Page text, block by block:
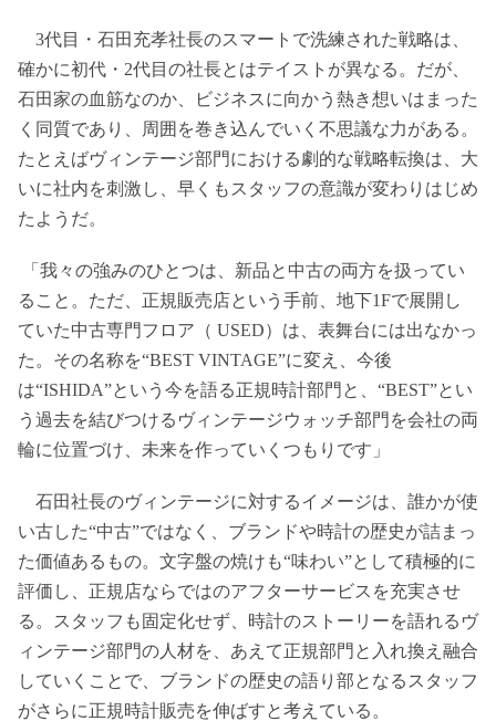
3代目・石田充孝社長のスマートで洗練された戦略は、
確かに初代・2代目の社長とはテイストが異なる。だが、
石田家の血筋なのか、ビジネスに向かう熱き想いはまった
く同質であり、周囲を巻き込んでいく不思議な力がある。
たとえばヴィンテージ部門における劇的な戦略転換は、大
いに社内を刺激し、早くもスタッフの意識が変わりはじめ
たようだ。
「我々の強みのひとつは、新品と中古の両方を扱ってい
ること。ただ、正規販売店という手前、地下1Fで展開し
ていた中古専門フロア（ USED）は、表舞台には出なかっ
た。その名称を“BEST VINTAGE”に変え、今後
は“ISHIDA”という今を語る正規時計部門と、“BEST”とい
う過去を結びつけるヴィンテージウォッチ部門を会社の両
輪に位置づけ、未来を作っていくつもりです」
石田社長のヴィンテージに対するイメージは、誰かが使
い古した“中古”ではなく、ブランドや時計の歴史が詰まっ
た価値あるもの。文字盤の焼けも“味わい”として積極的に
評価し、正規店ならではのアフターサービスを充実させ
る。スタッフも固定化せず、時計のストーリーを語れるヴ
ィンテージ部門の人材を、あえて正規部門と入れ換え融合
していくことで、ブランドの歴史の語り部となるスタッフ
がさらに正規時計販売を伸ばすと考えている。